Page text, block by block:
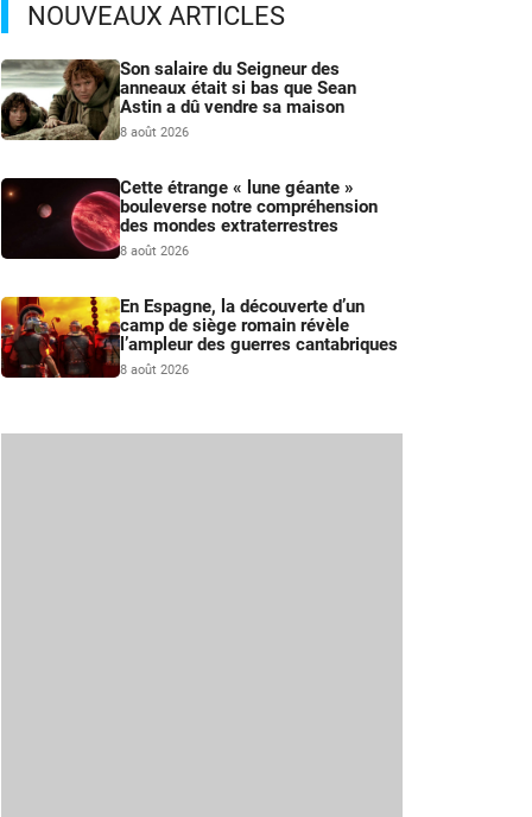
NOUVEAUX ARTICLES
Son salaire du Seigneur des
anneaux était si bas que Sean
Astin a dû vendre sa maison
8 août 2026
Cette étrange « lune géante »
bouleverse notre compréhension
des mondes extraterrestres
8 août 2026
En Espagne, la découverte d’un
camp de siège romain révèle
l’ampleur des guerres cantabriques
8 août 2026